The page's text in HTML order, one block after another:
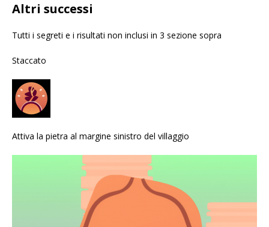
Altri successi
Tutti i segreti e i risultati non inclusi in 3 sezione sopra
Staccato
Attiva la pietra al margine sinistro del villaggio